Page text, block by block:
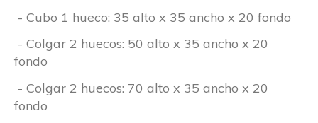
- Cubo 1 hueco: 35 alto x 35 ancho x 20 fondo
- Colgar 2 huecos: 50 alto x 35 ancho x 20
fondo
- Colgar 2 huecos: 70 alto x 35 ancho x 20
fondo